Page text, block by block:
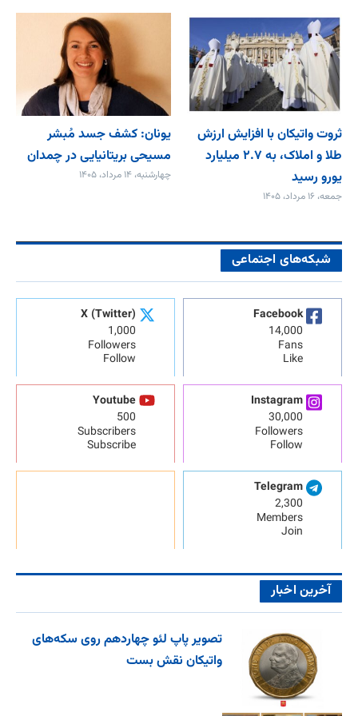
ثروت واتیکان با افزایش ارزش
طلا و املاک، به ۲.۷ میلیارد
یورو رسید
جمعه، ۱۶ مرداد، ۱۴۰۵
یونان: کشف جسد مُبشر
مسیحی بریتانیایی در چمدان
چهارشنبه، ۱۴ مرداد، ۱۴۰۵
شبکه‌های اجتماعی
Facebook
14,000
Fans
Like
X (Twitter)
1,000
Followers
Follow
Instagram
30,000
Followers
Follow
Youtube
500
Subscribers
Subscribe
Telegram
2,300
Members
Join
آخرین اخبار
تصویر پاپ لئو چهاردهم روی سکه‌های
واتیکان نقش بست